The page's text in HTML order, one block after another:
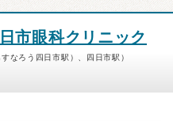
市眼科クリニック
なろう四日市駅）、四日市駅）